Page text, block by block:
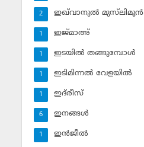
ഇഖ്‌വാനുല്‍ മുസ്‌ലിമൂന്‍
2
ഇജ്മാഅ്
1
ഇടയില്‍ തങ്ങുമ്പോള്‍
1
ഇടിമിന്നല്‍ വേളയില്‍
1
ഇദ്‌രീസ്‌
1
ഇനങ്ങള്‍
6
ഇന്‍ജീല്‍
1